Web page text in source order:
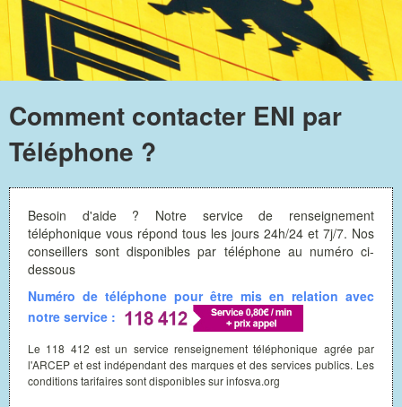
Comment contacter ENI par
Téléphone ?
Besoin d'aide ? Notre service de renseignement
téléphonique vous répond tous les jours 24h/24 et 7j/7. Nos
conseillers sont disponibles par téléphone au numéro ci-
dessous
Numéro de téléphone pour être mis en relation avec
notre service :
Le 118 412 est un service renseignement téléphonique agrée par
l'ARCEP et est indépendant des marques et des services publics. Les
conditions tarifaires sont disponibles sur infosva.org